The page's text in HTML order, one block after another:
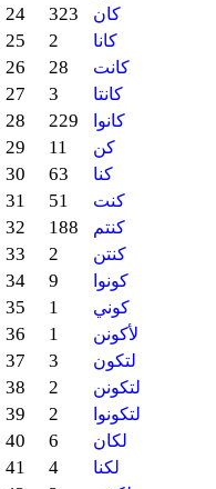
24 323 كان
25 2 كانا
26 28 كانت
27 3 كانتا
28 229 كانوا
29 11 كن
30 63 كنا
31 51 كنت
32 188 كنتم
33 2 كنتن
34 9 كونوا
35 1 كوني
36 1 لأكونن
37 3 لتكون
38 2 لتكونن
39 2 لتكونوا
40 6 لكان
41 4 لكنا